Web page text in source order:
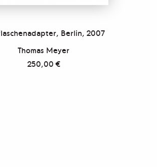
Berlin, 2007
Thomas Meyer
250,00€